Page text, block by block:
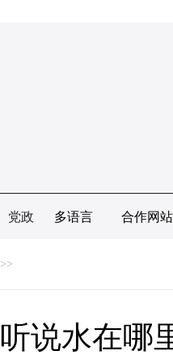
党政 多语言 合作网站
>>
听说水在哪